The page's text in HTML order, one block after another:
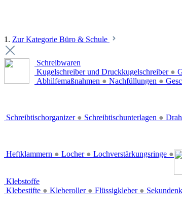
1. Zur Kategorie Büro & Schule
Schreibwaren
Kugelschreiber und Druckkugelschreiber ●
Abhilfemaßnahmen ● Nachfüllungen ●
Schreibtischorganizer ● Schreibtischunterlagen ●
Heftklammern ● Locher ● Lochverstärkungsringe ●
Klebstoffe
Klebestifte ● Kleberoller ● Flüssigkleber ●